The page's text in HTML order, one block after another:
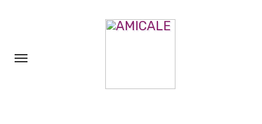
principal